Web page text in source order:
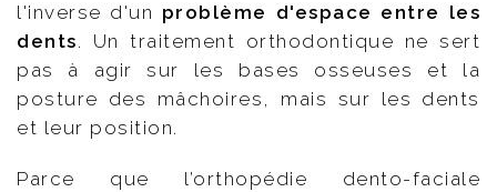
l'inverse d'un problème d'espace entre les
dents. Un traitement orthodontique ne sert
pas à agir sur les bases osseuses et la
posture des mâchoires, mais sur les dents
et leur position.
Parce que l’orthopédie dento-faciale